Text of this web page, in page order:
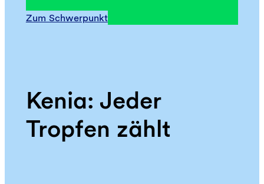
Zum Schwerpunkt
Kenia: Jeder
Tropfen zählt